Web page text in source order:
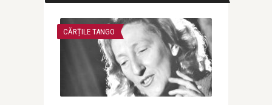
CĂRȚILE TANGO